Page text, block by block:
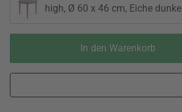
high, Ø 60 x 46 cm, Eiche dunkel
In den Warenkorb